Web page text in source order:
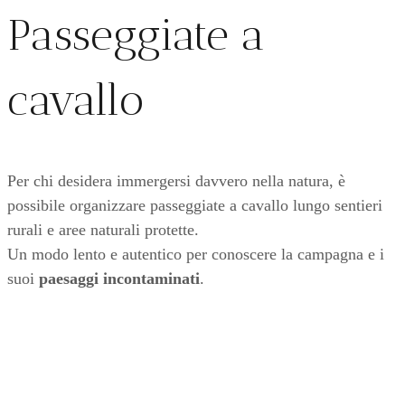
Passeggiate a
cavallo
Per chi desidera immergersi davvero nella natura, è
possibile organizzare passeggiate a cavallo lungo sentieri
rurali e aree naturali protette.
Un modo lento e autentico per conoscere la campagna e i
suoi paesaggi incontaminati.